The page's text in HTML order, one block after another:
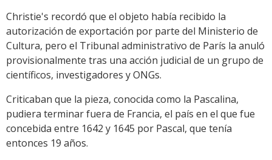
Christie's recordó que el objeto había recibido la
autorización de exportación por parte del Ministerio de
Cultura, pero el Tribunal administrativo de París la anuló
provisionalmente tras una acción judicial de un grupo de
científicos, investigadores y ONGs.
Criticaban que la pieza, conocida como la Pascalina,
pudiera terminar fuera de Francia, el país en el que fue
concebida entre 1642 y 1645 por Pascal, que tenía
entonces 19 años.